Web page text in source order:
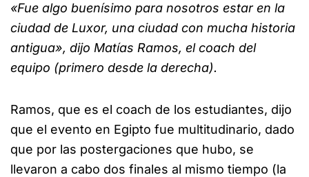
«Fue algo buenísimo para nosotros estar en la
ciudad de Luxor, una ciudad con mucha historia
antigua», dijo Matías Ramos, el coach del
equipo (primero desde la derecha).
Ramos, que es el coach de los estudiantes, dijo
que el evento en Egipto fue multitudinario, dado
que por las postergaciones que hubo, se
llevaron a cabo dos finales al mismo tiempo (la